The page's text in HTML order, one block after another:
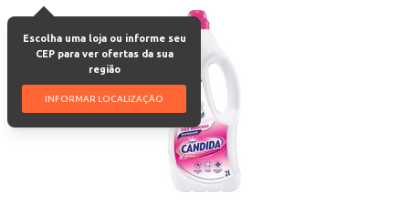
Escolha uma loja ou informe seu
CEP para ver ofertas da sua
região
INFORMAR LOCALIZAÇÃO